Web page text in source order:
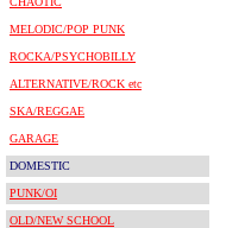
MELODIC/POP PUNK
ROCKA/PSYCHOBILLY
ALTERNATIVE/ROCK etc
SKA/REGGAE
GARAGE
DOMESTIC
PUNK/OI
OLD/NEW SCHOOL